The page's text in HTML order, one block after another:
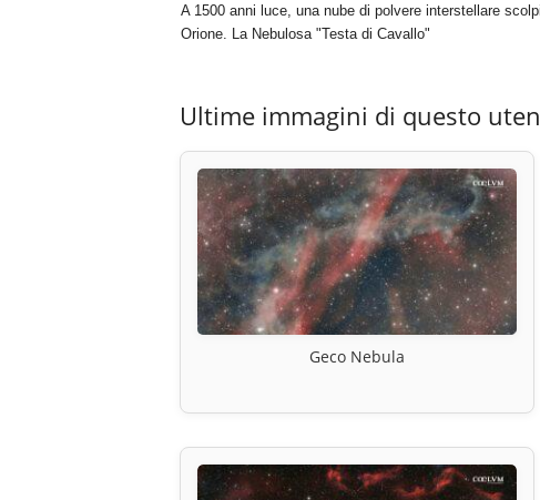
A 1500 anni luce, una nube di polvere interstellare
Orione. La Nebulosa "Testa di Cavallo"
Ultime immagini di questo
Geco Nebula